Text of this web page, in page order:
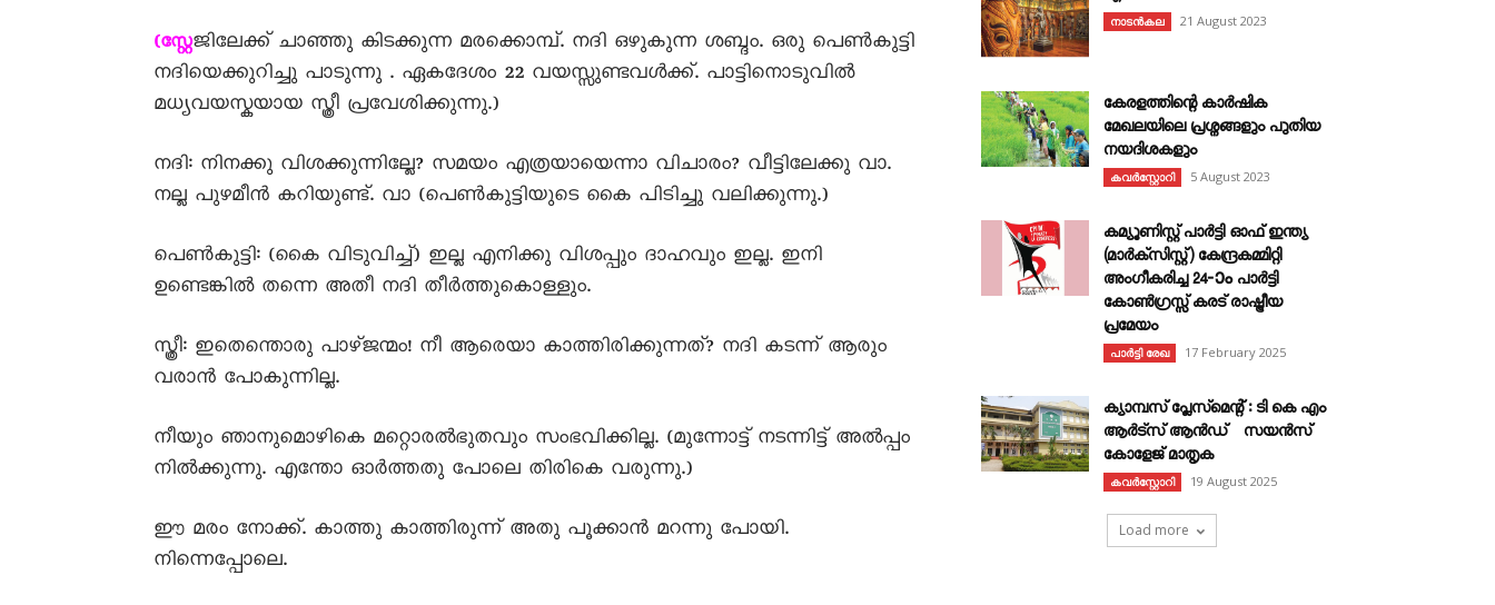
(സ്റ്റേജിലേക്ക് ചാഞ്ഞു കിടക്കുന്ന മരക്കൊമ്പ്. നദി ഒഴുകുന്ന ശബ്ദം. ഒരു പെൺകുട്ടി
നദിയെക്കുറിച്ചു പാടുന്നു . ഏകദേശം 22 വയസ്സുണ്ടവൾക്ക്. പാട്ടിനൊടുവിൽ
മധ്യവയസ്കയായ സ്ത്രീ പ്രവേശിക്കുന്നു.)
നദി: നിനക്കു വിശക്കുന്നില്ലേ? സമയം എത്രയായെന്നാ വിചാരം? വീട്ടിലേക്കു വാ.
നല്ല പുഴമീൻ കറിയുണ്ട്. വാ (പെൺകുട്ടിയുടെ കൈ പിടിച്ചു വലിക്കുന്നു.)
പെൺകുട്ടി: (കൈ വിടുവിച്ച്) ഇല്ല എനിക്കു വിശപ്പും ദാഹവും ഇല്ല. ഇനി
ഉണ്ടെങ്കിൽ തന്നെ അതീ നദി തീർത്തുകൊള്ളും.
സ്ത്രീ: ഇതെന്തൊരു പാഴ്ജന്മം! നീ ആരെയാ കാത്തിരിക്കുന്നത്? നദി കടന്ന് ആരും
വരാൻ പോകുന്നില്ല.
നീയും ഞാനുമൊഴികെ മറ്റൊരൽഭുതവും സംഭവിക്കില്ല. (മുന്നോട്ട് നടന്നിട്ട് അൽപ്പം
നിൽക്കുന്നു. എന്തോ ഓർത്തതു പോലെ തിരികെ വരുന്നു.)
ഈ മരം നോക്ക്. കാത്തു കാത്തിരുന്ന് അതു പൂക്കാൻ മറന്നു പോയി.
നിന്നെപ്പോലെ.
നാടൻകല 21 August 2023
കേരളത്തിന്റെ കാർഷിക
മേഖലയിലെ പ്രശ്നങ്ങളും പുതിയ
നയദിശകളും
കവര്‍സ്റ്റോറി 5 August 2023
കമ്യൂണിസ്റ്റ് പാർട്ടി ഓഫ് ഇന്ത്യ
(മാർക്സിസ്റ്റ്) കേന്ദ്രകമ്മിറ്റി
അംഗീകരിച്ച 24‐ാം പാർട്ടി
കോൺഗ്രസ്സ് കരട് രാഷ്ട്രീയ
പ്രമേയം
പാർട്ടി രേഖ 17 February 2025
ക്യാമ്പസ് പ്ലേസ്മെന്റ് : ടി കെ എം
ആർട്സ് ആൻഡ് സയൻസ്
കോളേജ് മാതൃക
കവര്‍സ്റ്റോറി 19 August 2025
Load more